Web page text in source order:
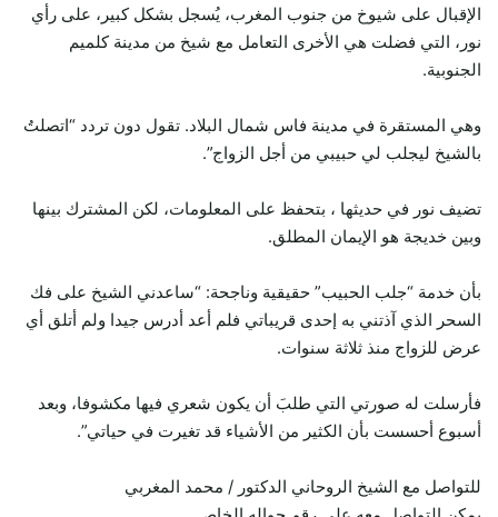
الإقبال على شيوخ من جنوب المغرب، يُسجل بشكل كبير، على رأي
نور، التي فضلت هي الأخرى التعامل مع شيخ من مدينة كلميم
الجنوبية.
وهي المستقرة في مدينة فاس شمال البلاد. تقول دون تردد “اتصلتُ
بالشيخ ليجلب لي حبيبي من أجل الزواج”.
تضيف نور في حديثها ، بتحفظ على المعلومات، لكن المشترك بينها
وبين خديجة هو الإيمان المطلق.
بأن خدمة “جلب الحبيب” حقيقية وناجحة: “ساعدني الشيخ على فك
السحر الذي آذتني به إحدى قريباتي فلم أعد أدرس جيدا ولم أتلق أي
عرض للزواج منذ ثلاثة سنوات.
فأرسلت له صورتي التي طلبَ أن يكون شعري فيها مكشوفا، وبعد
أسبوع أحسست بأن الكثير من الأشياء قد تغيرت في حياتي”.
للتواصل مع الشيخ الروحاني الدكتور / محمد المغربي